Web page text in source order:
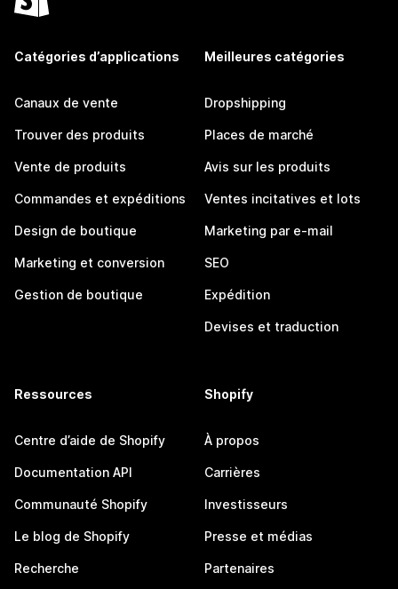
Catégories d’applications
Canaux de vente
Trouver des produits
Vente de produits
Commandes et expéditions
Design de boutique
Marketing et conversion
Gestion de boutique
Meilleures catégories
Dropshipping
Places de marché
Avis sur les produits
Ventes incitatives et lots
Marketing par e-mail
SEO
Expédition
Devises et traduction
Ressources
Centre d’aide de Shopify
Documentation API
Communauté Shopify
Le blog de Shopify
Recherche
Shopify
À propos
Carrières
Investisseurs
Presse et médias
Partenaires